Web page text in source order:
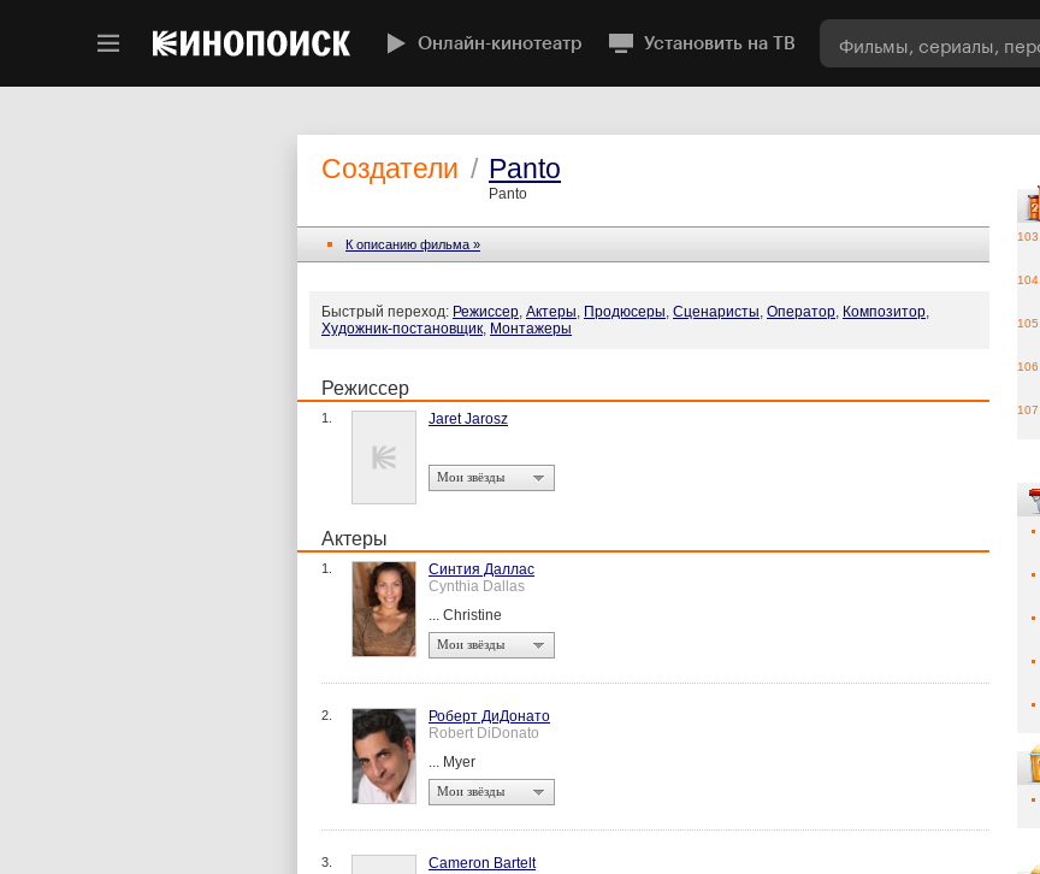
Онлайн-кинотеатр Установить на ТВ
Создатели / Panto
Panto
К описанию фильма »
Быстрый переход: Режиссер, Актеры, Продюсеры, Сценаристы, Оператор, Композитор,
Художник-постановщик, Монтажеры
Режиссер
1. Jaret Jarosz
Мои звёзды
Актеры
1.
Синтия Даллас
Cynthia Dallas
... Christine
Мои звёзды
2.
Роберт ДиДонато
Robert DiDonato
... Myer
Мои звёзды
3. Cameron Bartelt
103.
104.
105.
106.
107.